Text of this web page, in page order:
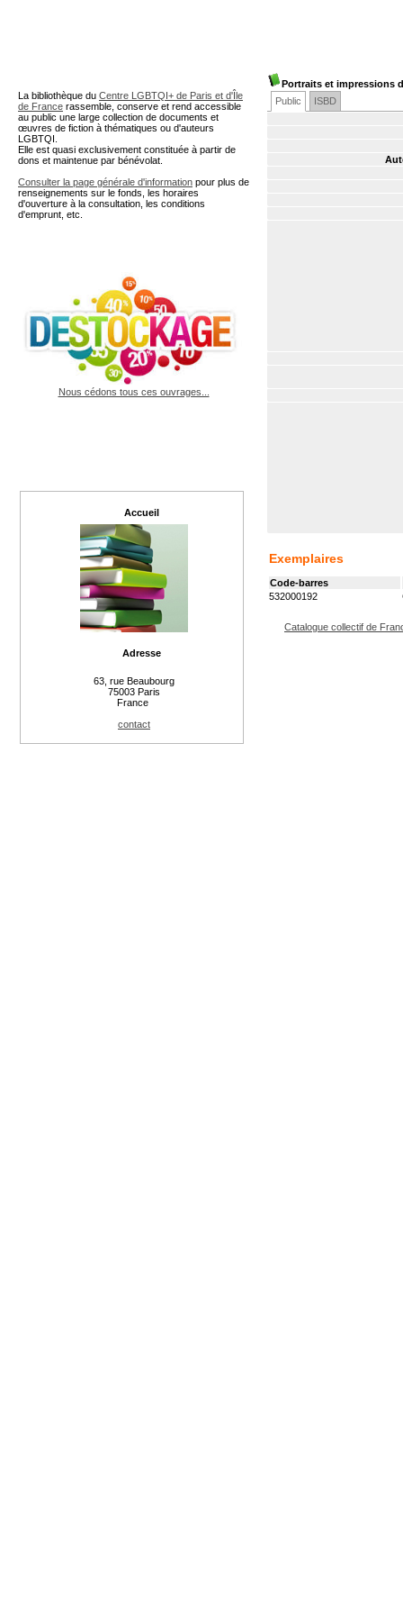
Portraits et impressions
Public
ISBD
Exemplaires
Code-barres
532000192
Catalogue collectif de
La bibliothèque du Centre LGBTQI+ de Paris et d'Île
de France rassemble, conserve et rend accessible
au public une large collection de documents et
œuvres de fiction à thématiques ou d'auteurs
LGBTQI.
Elle est quasi exclusivement constituée à partir de
dons et maintenue par bénévolat.
Consulter la page générale d'information pour plus de
renseignements sur le fonds, les horaires
d'ouverture à la consultation, les conditions
d'emprunt, etc.
Nous cédons tous ces ouvrages...
Accueil
Adresse
63, rue Beaubourg
75003 Paris
France
contact